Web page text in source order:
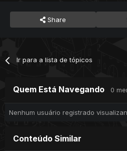
Share
Ir para a lista de tópicos
Quem Está Navegando 0
Nenhum usuário registrado
Conteúdo Similar